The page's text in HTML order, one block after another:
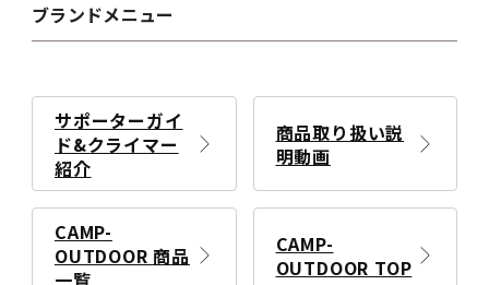
ブランドメニュー
サポーターガイ
ド&クライマー
紹介
商品取り扱い説
明動画
CAMP-
OUTDOOR 商品
一覧
CAMP-
OUTDOOR TOP